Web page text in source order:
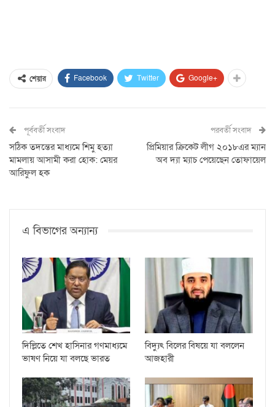
শেয়ার Facebook Twitter Google+
পূর্ববর্তী সংবাদ
সঠিক তদন্তের মাধ্যমে শিমু হত্যা
মামলায় আসামী করা হোক: মেয়র
আরিফুল হক
পরবর্তী সংবাদ
প্রিমিয়ার ক্রিকেট লীগ ২০১৮এর ম্যান
অব দ্যা ম্যাচ পেয়েছেন তোফায়েল
এ বিভাগের অন্যান্য
দিল্লিতে শেখ হাসিনার গণমাধ্যমে
ভাষণ নিয়ে যা বলছে ভারত
বিদ্যুৎ বিলের বিষয়ে যা বললেন
আজহারী